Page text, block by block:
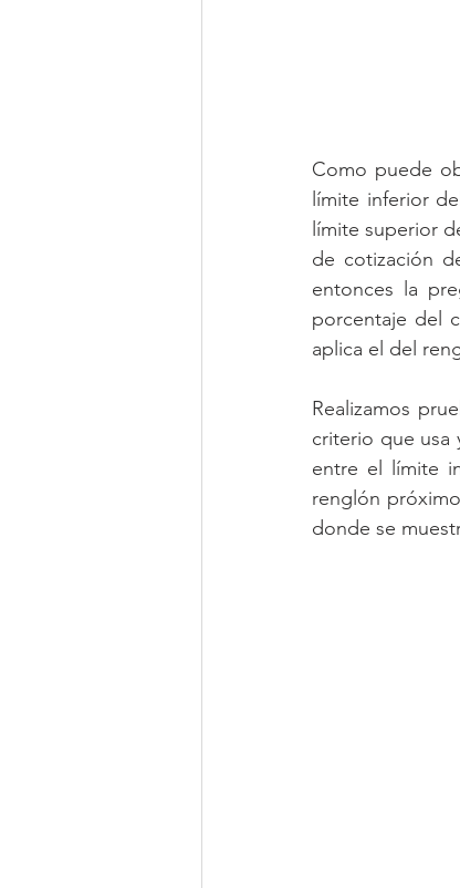
Como puede
límite inferior
límite superior
de cotización
entonces la
porcentaje del
aplica el del
Realizamos
criterio que usa
entre el límite
renglón
donde se